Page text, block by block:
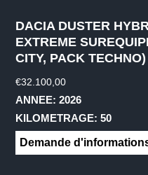
DACIA DUSTER
EXTREME
CITY, PACK TECHNO)
€32.100,00
ANNEE: 2026
KILOMETRAGE: 50
Demande